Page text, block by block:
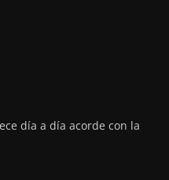
día a día acorde con la